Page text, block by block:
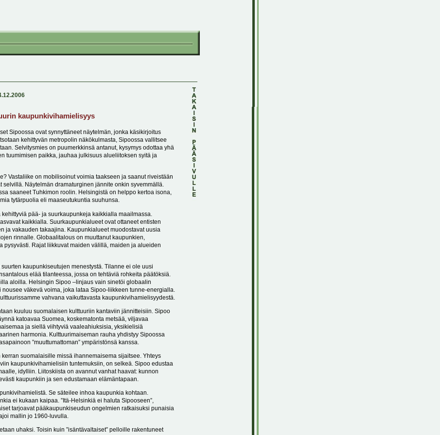
kaupunkivihamielisyys
Sipoossa ovat synnyttäneet näytelmän, jonka käsikirjoitus
kehittyvän metropolin näkökulmasta, Sipoossa vallitsee
Selvitysmies on puumerkkinsä antanut, kysymys odottaa yhä
tuumimisen paikka, jauhaa julkisuus alueliitoksen syitä ja
Vastaliike on mobilisoinut voimia taakseen ja saanut riveistään
selvillä. Näytelmän dramaturginen jännite onkin syvemmällä.
saaneet Tuhkimon roolin. Helsingistä on helppo kertoa isona,
tytärpuolia eli maaseutukuntia suuhunsa.
pää- ja suurkaupunkeja kaikkialla maailmassa.
kaikkialla. Suurkaupunkialueet ovat ottaneet entisten
ja vakauden takaajina. Kaupunkialueet muodostavat uusia
rinnalle. Globaalitalous on muuttanut kaupunkien,
pysyvästi. Rajat liikkuvat maiden välillä, maiden ja alueiden
kaupunkiseutujen menestystä. Tilanne ei ole uusi
elää tilanteessa, jossa on tehtäviä rohkeita päätöksiä.
aloilla. Helsingin Sipoo –linjaus vain sinetöi globaalin
väkevä voima, joka lataa Sipoo-liikkeen tunne-energialla.
vahvana vaikuttavasta kaupunkivihamielisyydestä.
kuuluu suomalaisen kulttuuriin kantaviin jännitteisiin. Sipoo
katoavaa Suomea, koskematonta metsää, viljavaa
ja siellä viihtyviä vaaleahiuksisia, yksikielisiä
harmonia. Kulttuurimaiseman rauha yhdistyy Sipoossa
”muuttumattoman” ympäristönsä kanssa.
suomalaisille missä ihannemaisema sijaitsee. Yhteys
kaupunkivihamielisiin tuntemuksiin, on selkeä. Sipoo edustaa
idylliin. Liitoskiista on avannut vanhat haavat: kunnon
kaupunkiin ja sen edustamaan elämäntapaan.
Se säteilee inhoa kaupunkia kohtaan.
ei kukaan kaipaa. ”Itä-Helsinkiä ei haluta Sipooseen”,
tarjoavat pääkaupunkiseudun ongelmien ratkaisuksi punaisia
mallin jo 1960-luvulla.
uhaksi. Toisin kuin ”isäntävaltaiset” pelloille rakentuneet